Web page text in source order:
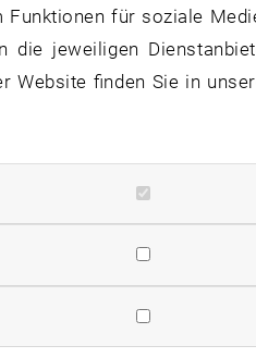
internationaler
Systeme,
Atmosphäre
für soziale
die jeweiligen
Website finden Sie in